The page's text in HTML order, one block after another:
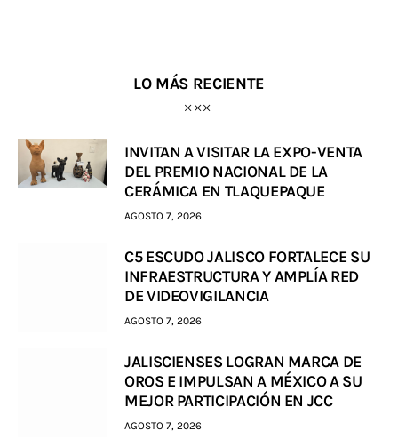
LO MÁS RECIENTE
INVITAN A VISITAR LA EXPO-VENTA
DEL PREMIO NACIONAL DE LA
CERÁMICA EN TLAQUEPAQUE
AGOSTO 7, 2026
C5 ESCUDO JALISCO FORTALECE SU
INFRAESTRUCTURA Y AMPLÍA RED
DE VIDEOVIGILANCIA
AGOSTO 7, 2026
JALISCIENSES LOGRAN MARCA DE
OROS E IMPULSAN A MÉXICO A SU
MEJOR PARTICIPACIÓN EN JCC
AGOSTO 7, 2026